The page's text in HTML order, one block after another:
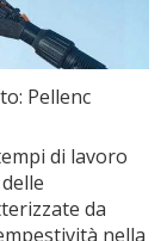
Pellenc
di lavoro
da
nella